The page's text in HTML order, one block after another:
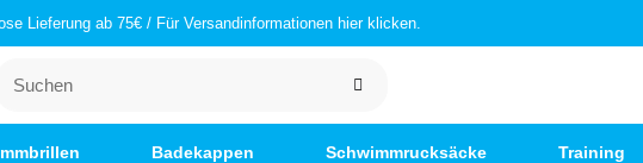
Lieferung ab 75€ / Für Versandinformationen hier klicken.
Badekappen Schwimmrucksäcke Training